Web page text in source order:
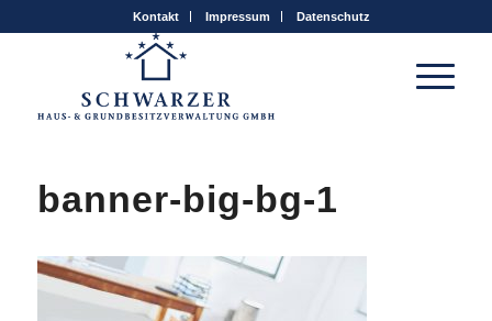
Kontakt Impressum Datenschutz
banner-big-bg-1